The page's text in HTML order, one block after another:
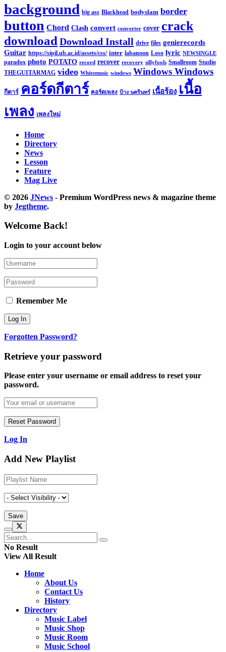
background big ass Blackhead bodyslam border
button Chord Clash convert converter cover crack
download Download Install drive files genierecords
Guitar https://sipil.ub.ac.id/assets/css/ inter labanoon Loso lyric NEWSINGLE
paradox photo POTATO record recover recovery sillyfools Smallroom Studio
THEGUITARMAG video Whitemusic windows Windows Windows
กีตาร์ คอร์ดกีตาร์ คอร์ดเพลง ป้าง นครินทร์ เนื้อร้อง เนื้อ
เพลง เพลงใหม่
Home
Directory
News
Lesson
Feature
Mag Live
© 2026 JNews - Premium WordPress news & magazine theme
by Jegtheme.
Welcome Back!
Login to your account below
Remember Me
Forgotten Password?
Retrieve your password
Please enter your username or email address to reset your
password.
Log In
Add New Playlist
No Result
View All Result
Home
About Us
Contact Us
History
Directory
Music Label
Music Shop
Music Room
Music School